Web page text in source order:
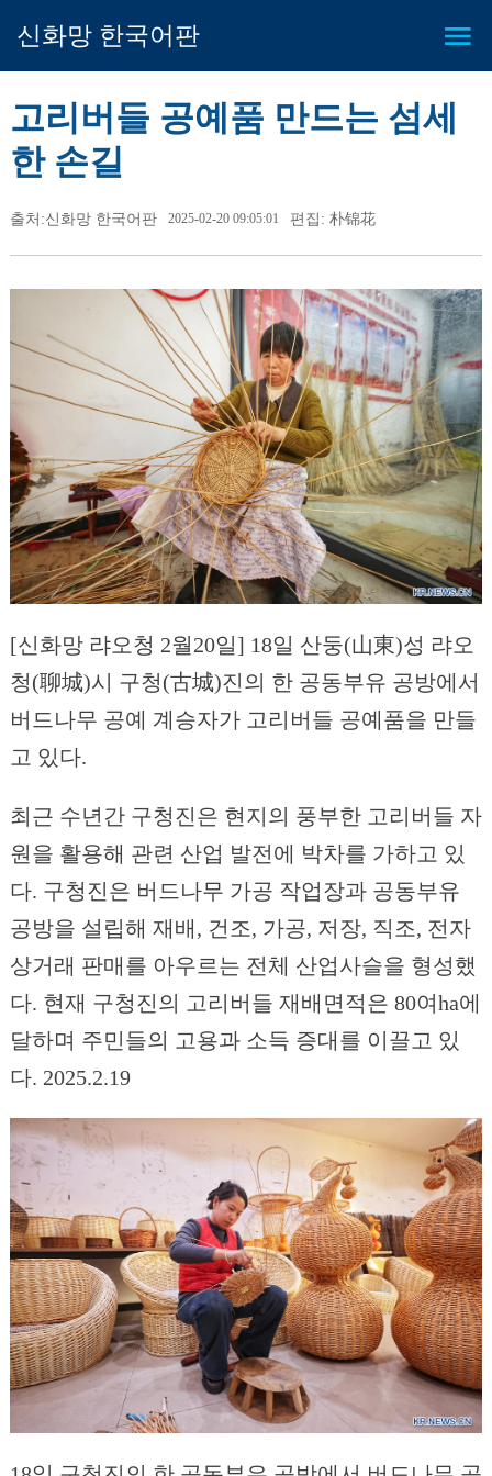
신화망 한국어판
고리버들 공예품 만드는 섬세
한 손길
출처:신화망 한국어판 2025-02-20 09:05:01 편집: 朴锦花
[신화망 랴오청 2월20일] 18일 산둥(山東)성 랴오
청(聊城)시 구청(古城)진의 한 공동부유 공방에서
버드나무 공예 계승자가 고리버들 공예품을 만들
고 있다.
최근 수년간 구청진은 현지의 풍부한 고리버들 자
원을 활용해 관련 산업 발전에 박차를 가하고 있
다. 구청진은 버드나무 가공 작업장과 공동부유
공방을 설립해 재배, 건조, 가공, 저장, 직조, 전자
상거래 판매를 아우르는 전체 산업사슬을 형성했
다. 현재 구청진의 고리버들 재배면적은 80여ha에
달하며 주민들의 고용과 소득 증대를 이끌고 있
다. 2025.2.19